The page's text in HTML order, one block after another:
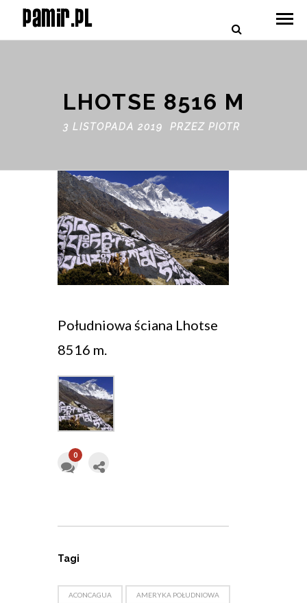
LHOTSE 8516 M
3 LISTOPADA 2019 PRZEZ PIOTR
Południowa ściana Lhotse
8516 m.
0
Tagi
ACONCAGUA AMERYKA POŁUDNIOWA